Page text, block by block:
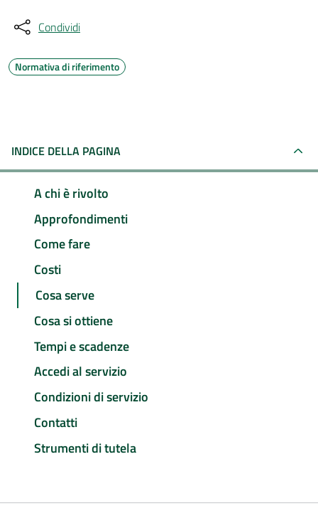
Condividi
Normativa di riferimento
INDICE DELLA PAGINA
A chi è rivolto
Approfondimenti
Come fare
Costi
Cosa serve
Cosa si ottiene
Tempi e scadenze
Accedi al servizio
Condizioni di servizio
Contatti
Strumenti di tutela